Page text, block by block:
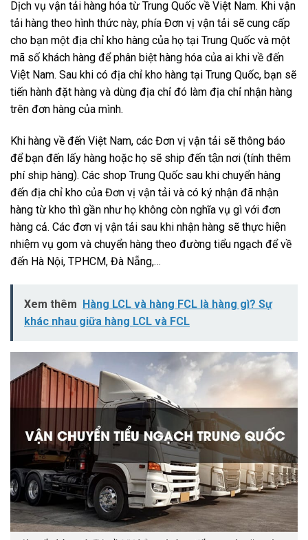
Dịch vụ vận tải hàng hóa từ Trung Quốc về Việt Nam. Khi vận
tải hàng theo hình thức này, phía Đơn vị vận tải sẽ cung cấp
cho bạn một địa chỉ kho hàng của họ tại Trung Quốc và một
mã số khách hàng để phân biệt hàng hóa của ai khi về đến
Việt Nam. Sau khi có địa chỉ kho hàng tại Trung Quốc, bạn sẽ
tiến hành đặt hàng và dùng địa chỉ đó làm địa chỉ nhận hàng
trên đơn hàng của mình.
Khi hàng về đến Việt Nam, các Đơn vị vận tải sẽ thông báo
để bạn đến lấy hàng hoặc họ sẽ ship đến tận nơi (tính thêm
phí ship hàng). Các shop Trung Quốc sau khi chuyển hàng
đến địa chỉ kho của Đơn vị vận tải và có ký nhận đã nhận
hàng từ kho thì gần như họ không còn nghĩa vụ gì với đơn
hàng cả. Các đơn vị vận tải sau khi nhận hàng sẽ thực hiện
nhiệm vụ gom và chuyển hàng theo đường tiểu ngạch để về
đến Hà Nội, TPHCM, Đà Nẵng,…
Xem thêm Hàng LCL và hàng FCL là hàng gì? Sự
khác nhau giữa hàng LCL và FCL